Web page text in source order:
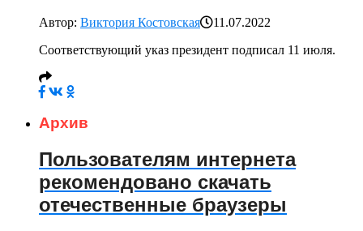
Автор: Виктория Костовская
11.07.2022
Соответствующий указ президент подписал 11 июля.
Архив
Пользователям интернета
рекомендовано скачать
отечественные браузеры